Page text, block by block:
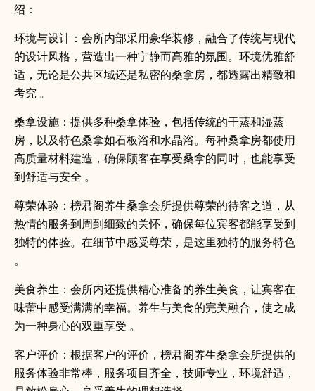
绍：
环境与设计：会所内部采用豪华装修，融合了传统与现代
的设计风格，营造出一种宁静而高雅的氛围。环境优雅舒
适，无论是公共区域还是私密的桑拿房，都透露出精致和
考究 。
桑拿设施：提供多种桑拿体验，包括传统的干蒸和湿蒸
房，以及特色桑拿如石板浴和水晶浴。每种桑拿房都使用
高质量材料建造，确保顾客在享受桑拿的同时，也能享受
到舒适与安全 。
尊荣体验：榜君阁养生桑拿会所提供尊荣的待客之道，从
热情的服务到周到细致的关怀，确保每位宾客都能享受到
独特的体验。在细节中感受尊荣，是这里独特的服务特色
。
美食养生：会所内还提供精心准备的养生美食，让宾客在
味蕾中感受满满的幸福。养生与美食的完美融合，使之成
为一种身心的双重享受 。
客户评价：根据客户的评价，榜君阁养生桑拿会所提供的
服务体验非常棒，服务项目齐全，技师专业，环境舒适，